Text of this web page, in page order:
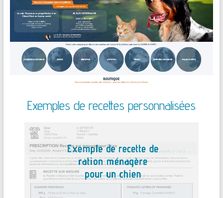
Exemples de recettes personnalisées